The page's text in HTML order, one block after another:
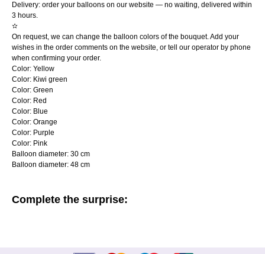
Delivery: order your balloons on our website — no waiting, delivered within
3 hours.
✫
On request, we can change the balloon colors of the bouquet. Add your
wishes in the order comments on the website, or tell our operator by phone
when confirming your order.
Color: Yellow
Color: Kiwi green
Color: Green
Color: Red
Color: Blue
Color: Orange
Color: Purple
Color: Pink
Balloon diameter: 30 cm
Balloon diameter: 48 cm
Complete the surprise: